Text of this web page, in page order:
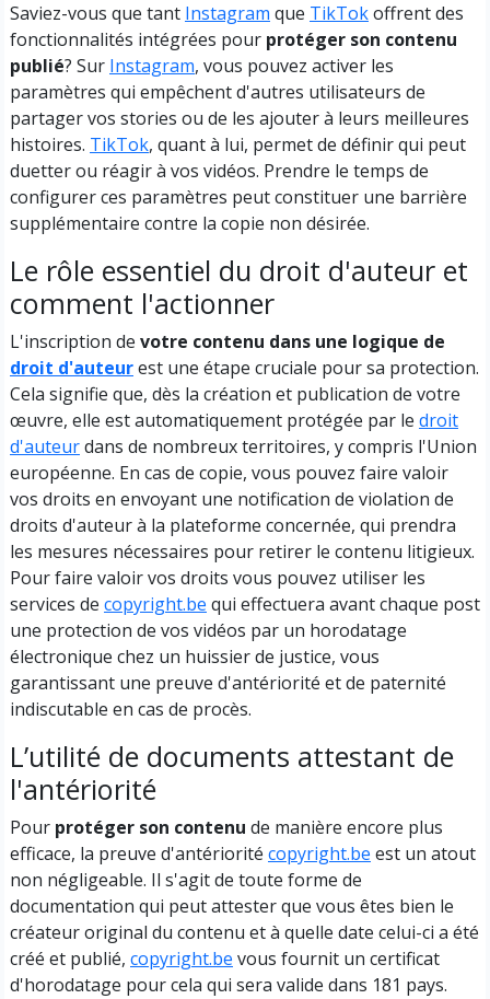
Saviez-vous que tant Instagram que TikTokoffrent des
fonctionnalités intégrées pour protéger son contenu
publié? Sur Instagram, vous pouvez activer les
paramètres qui empêchent d'autres utilisateurs de
partager vos stories ou de les ajouter à leurs meilleures
histoires. TikTok, quant à lui, permet de définir qui peut
duetter ou réagir à vos vidéos. Prendre le temps de
configurer ces paramètres peut constituer une barrière
supplémentaire contre la copie non désirée.
Le rôle essentiel du droit d'auteur et
comment l'actionner
L'inscription de votre contenu dans une logique de
droit d'auteurest une étape cruciale pour sa protection.
Cela signifie que, dès la création et publication de votre
œuvre, elle est automatiquement protégée par le droit
d'auteurdans de nombreux territoires, y compris l'Union
européenne. En cas de copie, vous pouvez faire valoir
vos droits en envoyant une notification de violation de
droits d'auteur à la plateforme concernée, qui prendra
les mesures nécessaires pour retirer le contenu litigieux.
Pour faire valoir vos droits vous pouvez utiliser les
services de copyright.be qui effectuera avant chaque post
une protection de vos vidéos par un horodatage
électronique chez un huissier de justice, vous
garantissant une preuve d'antériorité et de paternité
indiscutable en cas de procès.
L’utilité de documents attestant de
l'antériorité
Pour protéger son contenu de manière encore plus
efficace, la preuve d'antériorité copyright.be est un atout
non négligeable. Il s'agit de toute forme de
documentation qui peut attester que vous êtes bien le
créateur original du contenu et à quelle date celui-ci a été
créé et publié, copyright.be vous fournit un certificat
d'horodatage pour cela qui sera valide dans 181 pays.